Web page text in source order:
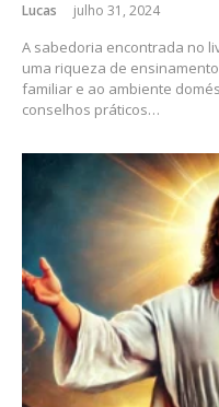
Lucas julho 31, 2024
A sabedoria encontrada no
uma riqueza de
familiar e ao ambiente
conselhos práticos…